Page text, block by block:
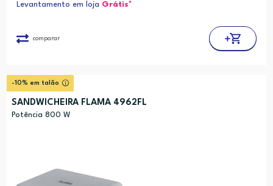
Levantamento em loja Grátis*
comparar
-10% em talão
SANDWICHEIRA FLAMA 4962FL
Potência 800 W